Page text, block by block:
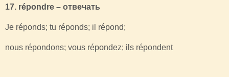
17. répondre – отвечать
Je réponds; tu réponds; il répond;
nous répondons; vous répondez; ils répondent